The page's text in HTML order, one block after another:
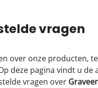
vragen
over onze producten,
deze pagina vindt u de
vragen over